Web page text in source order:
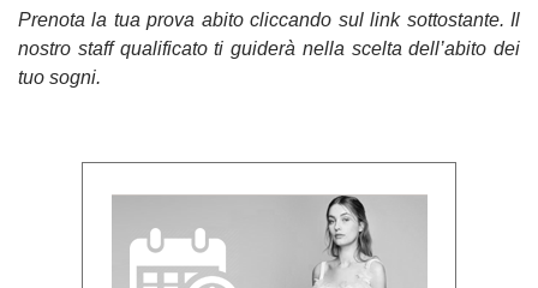
Prenota la tua prova abito cliccando sul link sottostante. Il
nostro staff qualificato ti guiderà nella scelta dell’abito dei
tuo sogni.